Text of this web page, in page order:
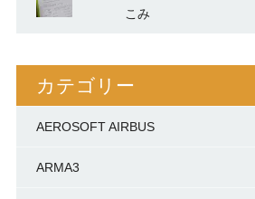
こみ
カテゴリー
AEROSOFT AIRBUS
ARMA3